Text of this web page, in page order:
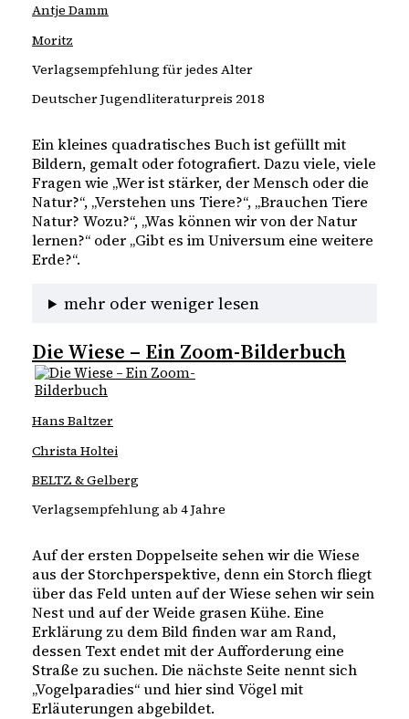
Antje Damm
Moritz
Verlagsempfehlung für jedes Alter
Deutscher Jugendliteraturpreis 2018
Ein kleines quadratisches Buch ist gefüllt mit
Bildern, gemalt oder fotografiert. Dazu viele, viele
Fragen wie „Wer ist stärker, der Mensch oder die
Natur?“, „Verstehen uns Tiere?“, „Brauchen Tiere
Natur? Wozu?“, „Was können wir von der Natur
lernen?“ oder „Gibt es im Universum eine weitere
Erde?“.
mehr oder weniger lesen
Die Wiese – Ein Zoom-Bilderbuch
Hans Baltzer
Christa Holtei
BELTZ & Gelberg
Verlagsempfehlung ab 4 Jahre
Auf der ersten Doppelseite sehen wir die Wiese
aus der Storchperspektive, denn ein Storch fliegt
über das Feld unten auf der Wiese sehen wir sein
Nest und auf der Weide grasen Kühe. Eine
Erklärung zu dem Bild finden war am Rand,
dessen Text endet mit der Aufforderung eine
Straße zu suchen. Die nächste Seite nennt sich
„Vogelparadies“ und hier sind Vögel mit
Erläuterungen abgebildet.